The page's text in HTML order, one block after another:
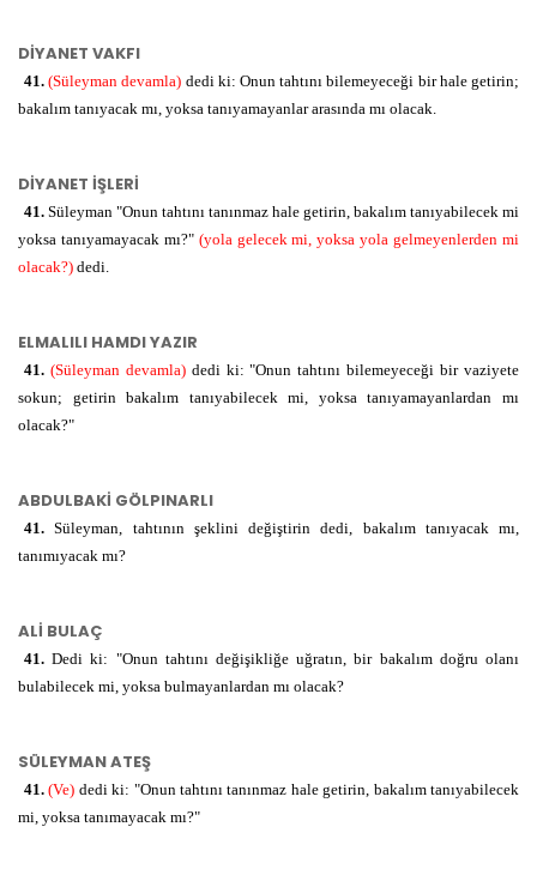
أَمْ
تَكُونُ tekūnu olacak mı
ك و ن
الَّذِينَ elleƶīne kimselerden
لَا
يَهْتَدُونَ
DİYANET VAKFI
41.(Süleyman devamla) dedi ki: Onun tahtını bilemeyeceği bir hale getirin;
bakalım tanıyacak mı, yoksa tanıyamayanlar arasında mı olacak.
DİYANET İŞLERİ
41. Süleyman "Onun tahtını tanınmaz hale getirin, bakalım tanıyabilecek mi
yoksa tanıyamayacak mı?" (yola gelecek mi, yoksa yola gelmeyenlerden mi
olacak?) dedi.
ELMALILI HAMDI YAZIR
41. (Süleyman devamla)dedi ki: "Onun tahtını bilemeyeceği bir vaziyete
sokun; getirin bakalım tanıyabilecek mi, yoksa tanıyamayanlardan mı
olacak?"
ABDULBAKİ GÖLPINARLI
41.Süleyman, tahtının şeklini değiştirin dedi, bakalım tanıyacak mı,
tanımıyacak mı?
ALİ BULAÇ
41.Dedi ki: "Onun tahtını değişikliğe uğratın, bir bakalım doğru olanı
bulabilecek mi, yoksa bulmayanlardan mı olacak?
SÜLEYMAN ATEŞ
41.(Ve) dedi ki: "Onun tahtını tanınmaz hale getirin, bakalım tanıyabilecek
mi, yoksa tanımayacak mı?"